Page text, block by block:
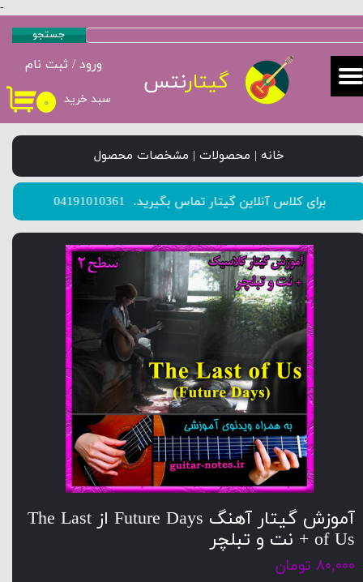
-
۰ سبد خرید
ورود / ثبت نام
حساب کاربری من
تغییر گذر واژه
خروج از حساب کاربری
گیتارنتس
جستجو
خانه | محصولات | مشخصات محصول
​​​​​​​برای کلاس آنلاین گیتار تماس بگیرید. 04191010361
آموزش گیتار آهنگ Future Days از The Last
of Us + نت و تبلچر
۸۰,۰۰۰ تومان